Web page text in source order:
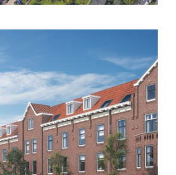
Rotterdam
Bellamystraat
Lees meer